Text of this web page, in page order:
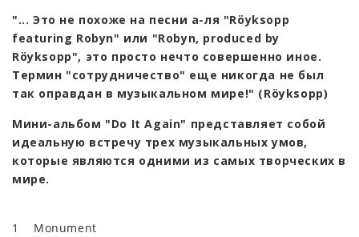
"... Это не похоже на песни а-ля "Röyksopp
featuring Robyn" или "Robyn, produced by
Röyksopp", это просто нечто совершенно иное.
Термин "сотрудничество" еще никогда не был
так оправдан в музыкальном мире!" (Röyksopp)
Мини-альбом "Do It Again" представляет собой
идеальную встречу трех музыкальных умов,
которые являются одними из самых творческих в
мире.
1 Monument